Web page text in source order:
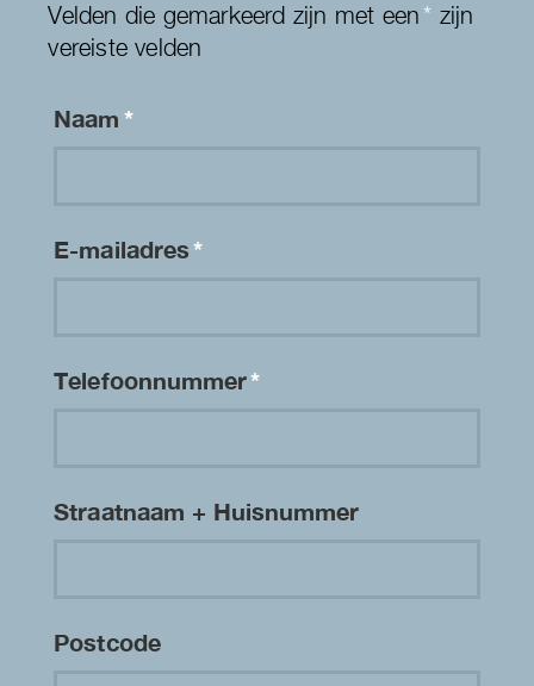
Velden die gemarkeerd zijn met een* zijn
vereiste velden
Naam*
E-mailadres*
Telefoonnummer*
Straatnaam + Huisnummer
Postcode